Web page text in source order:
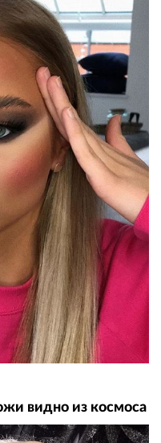
видно из космоса